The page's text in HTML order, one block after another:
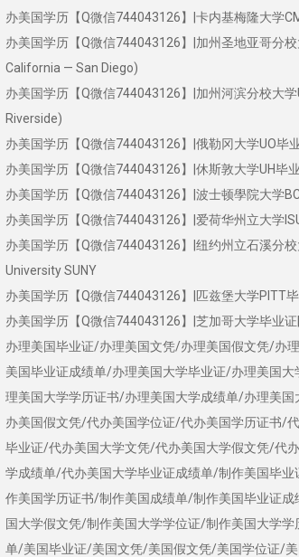
办美国学历【Q微信744043126】|卡内基梅隆大学
办美国学历【Q微信744043126】|加州圣地亚哥分
California — San Diego)
办美国学历【Q微信744043126】|加州河滨分校大
Riverside)
办美国学历【Q微信744043126】|俄勒冈大学UO毕
办美国学历【Q微信744043126】|休斯敦大学UH毕
办美国学历【Q微信744043126】|波士顿學院大学
办美国学历【Q微信744043126】|爱荷华州立大学
办美国学历【Q微信744043126】|纽约州立石溪分
University SUNY
办美国学历【Q微信744043126】|匹兹堡大学PITT
办美国学历【Q微信744043126】|芝加哥大学毕业
办理美国毕业证/办理美国文凭/办理美国假文凭/办
美国毕业证成绩单/办理美国大学毕业证/办理美国
理美国大学学历证书/办理美国大学成绩单/办理美
办美国假文凭/代办美国学位证/代办美国学历证书/
毕业证/代办美国大学文凭/代办美国大学假文凭/代
学成绩单/代办美国大学毕业证成绩单/制作美国毕
作美国学历证书/制作美国成绩单/制作美国毕业证
国大学假文凭/制作美国大学学位证/制作美国大学
单/美国毕业证/美国文凭/美国假文凭/美国学位证/